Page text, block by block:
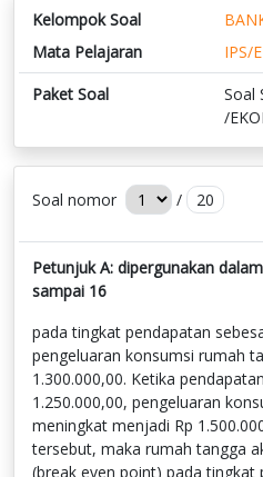
Kelompok Soal
Mata Pelajaran
IPS/
Paket Soal
Soal
/
Soal nomor / 20
Petunjuk A: dipergunakan
sampai 16
pada tingkat pendapatan
pengeluaran konsumsi rumah
1.300.000,00. Ketika
1.250.000,00, pengeluaran
meningkat menjadi Rp
tersebut, maka rumah tangga
(break even point) pada tingkat